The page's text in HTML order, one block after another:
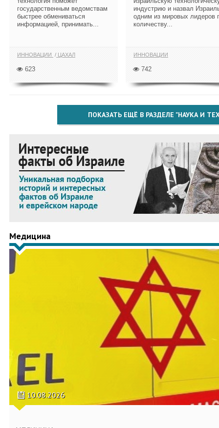
государственным ведомствам
быстрее обмениваться
информацией, принимать...
ИННОВАЦИИ ЦАХАЛ
623
индустрию и назвал
одним из мировых лидеров
количеству...
ИННОВАЦИИ
742
ПОКАЗАТЬ ЕЩЁ В РАЗДЕЛЕ "НАУКА И
Медицина
10.08.2026